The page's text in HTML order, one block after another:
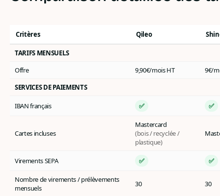
Critères Qileo
TARIFS MENSUELS
Offre
9,90€/mois HT
9€/
SERVICES DE PAIEMENTS
IBAN français ✅ ✅
Cartes incluses
Mastercard
(bois / recyclée /
plastique)
Virements SEPA ✅ ✅
Nombre de virements / prélèvements
mensuels
30 30